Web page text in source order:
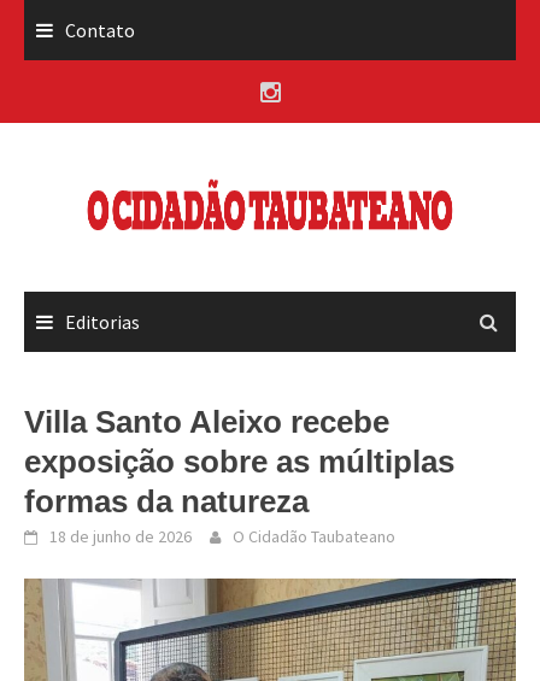
Contato
Editorias
Villa Santo Aleixo recebe
exposição sobre as múltiplas
formas da natureza
18 de junho de 2026 O Cidadão Taubateano